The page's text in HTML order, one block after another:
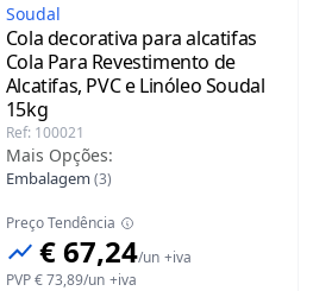
Soudal
Cola decorativa para alcatifas
Cola Para Revestimento de
Alcatifas, PVC e Linóleo Soudal
15kg
Ref: 100021
Mais Opções:
Embalagem (3)
Preço Tendência
€ 67,24/un +iva
PVP€ 73,89/un +iva